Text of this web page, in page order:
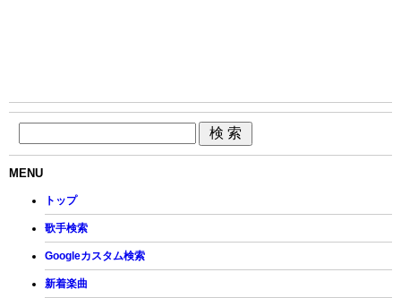
MENU
トップ
歌手検索
Googleカスタム検索
新着楽曲